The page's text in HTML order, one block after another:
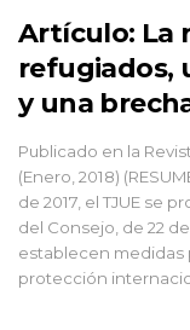
Artículo: La
refugiados,
y una
Publicado en la
(Enero, 2018)
de 2017, el TJUE se
del Consejo, de 22
establecen medidas
protección